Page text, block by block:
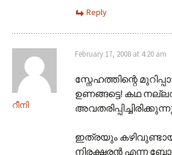
Reply
റീനി
February 17, 2008 at 4:20 am
സ്നേഹത്തിന്റെ
ഉണങ്ങട്ടെ! കഥ
ഇത്രയും
നിരക്ഷരന്‍ എന്ന